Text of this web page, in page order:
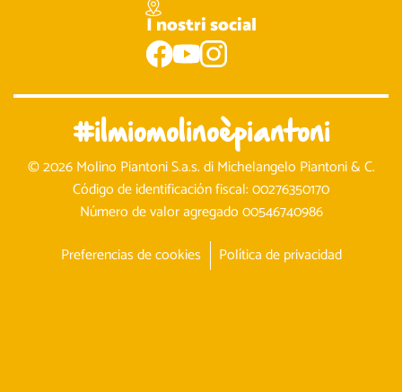
I nostri social
#ilmiomolinoèpiantoni
© 2026 Molino Piantoni S.a.s. di Michelangelo Piantoni & C.
Código de identificación fiscal: 00276350170
Número de valor agregado 00546740986
Preferencias de cookies
Política de privacidad